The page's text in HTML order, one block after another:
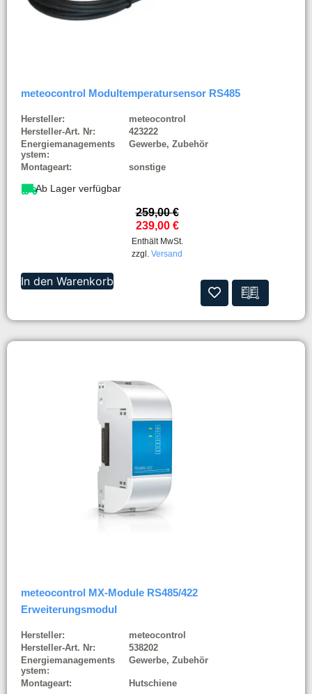
meteocontrol Modultemperatursensor RS485
Hersteller:
meteocontrol
Hersteller-Art. Nr:
423222
Energiemanagements
ystem:
Gewerbe, Zubehör
Montageart: sonstige
Ab Lager verfügbar
259,00€
239,00 €
Enthält MwSt.
zzgl. Versand
In den Warenkorb
meteocontrol MX-Module RS485/422
Erweiterungsmodul
Hersteller:
meteocontrol
Hersteller-Art. Nr:
538202
Energiemanagements
ystem:
Gewerbe, Zubehör
Montageart: Hutschiene